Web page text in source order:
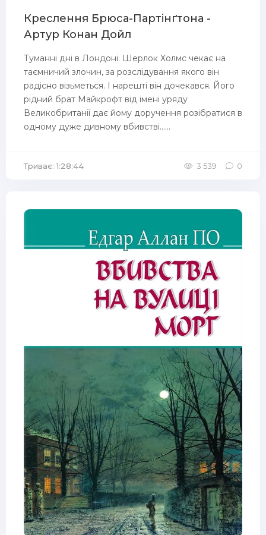
Креслення Брюса-Партінґтона -
Артур Конан Дойл
Туманні дні в Лондоні. Шерлок Холмс чекає на
таємничий злочин, за розслідування якого він
радісно візьметься. І нарешті він дочекався. Його
рідний брат Майкрофт від імені уряду
Великобританії дає йому доручення розібратися в
одному дуже дивному вбивстві......
Триває: 1:28:44 3 539 0